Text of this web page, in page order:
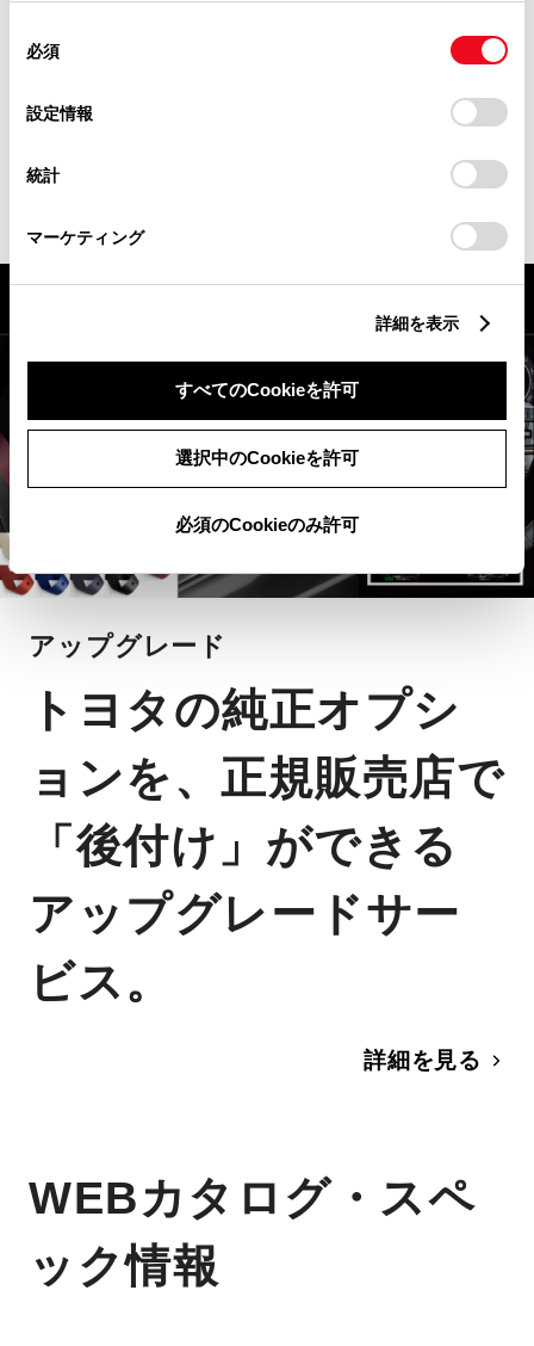
使用することがあります。当ウェブサイトの使用を続行する
デバイスにすべてのCookie(クッキー)が保存されることに同
意したことになります。Cookie(クッキー)のオプトアウト、
設定の変更、同意を撤回したりするにあたっては、当社の
「Cookie（クッキー）情報の取り扱いについて
」をご覧くだ
必須
設定情報
統計
マーケティング
詳細を表示
すべてのCookieを許可
選択中のCookieを許可
必須のCookieのみ許可
ィッドがあれば快適・安心・スマート
詳細を見る
アップグレード
トヨタの純正オプシ
ョンを、正規販売店で
「後付け」ができる
アップグレードサー
ビス。
詳細を見る
WEBカタログ・スペ
ック情報